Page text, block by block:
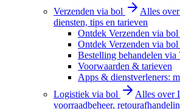
Verzenden via bol
Alles
diensten, tips en tarieven
Ontdek Verzenden via bol
Ontdek Verzenden via
Bestelling behandelen via
Voorwaarden & tarieven
Apps & dienstverleners:
Logistiek via bol
Alles over
voorraadbeheer,